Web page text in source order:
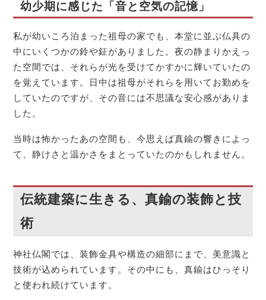
幼少期に感じた「音と空気の記憶」
私が幼いころ泊まった祖母の家でも、本堂に並ぶ仏具の
中にいくつかの鈴や鉦がありました。夜の静まりかえっ
た空間では、それらが光を受けてかすかに輝いていたの
を覚えています。日中は祖母がそれらを用いてお勤めを
していたのですが、その音には不思議な安心感がありま
した。
当時は怖かったあの空間も、今思えば真鍮の響きによっ
て、静けさと温かさをまとっていたのかもしれません。
伝統建築に生きる、真鍮の装飾と技
術
神社仏閣では、装飾金具や構造の細部にまで、美意識と
技術が込められています。その中にも、真鍮はひっそり
と使われ続けています。